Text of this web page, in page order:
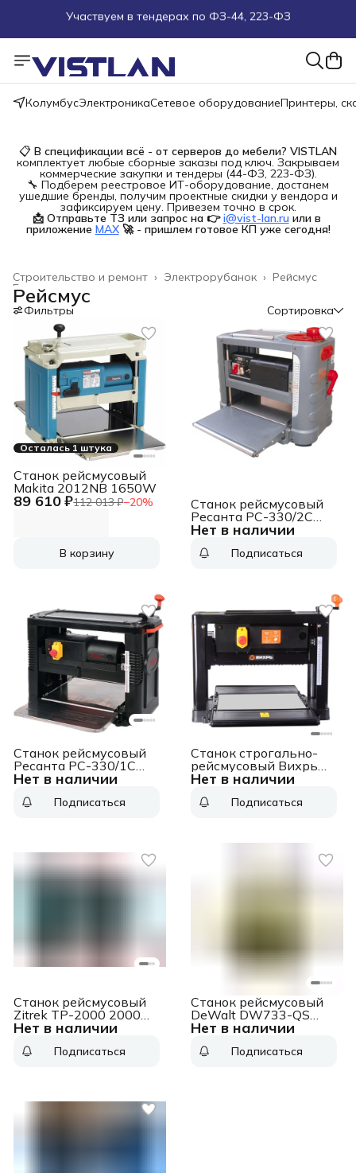
Пуско-наладочные работы
Пришлите запрос на e-mail или в чат
Более 100 000 позиций в наличии и под заказ
КолумбусЭлектроникаСетевое оборудованиеПринтеры,
📋 В спецификации всё - от серверов до мебели? VISTLAN
комплектует любые сборные заказы под ключ. Закрываем
коммерческие закупки и тендеры (44-ФЗ, 223-ФЗ).
🔧 Подберем реестровое ИТ-оборудование, достанем
ушедшие бренды, получим проектные скидки у вендора и
зафиксируем цену. Привезем точно в срок.
📩 Отправьте ТЗ или запрос на 👉 i@vist-lan.ru или в
приложение MAX 🚀 - пришлем готовое КП уже сегодня!
Рейсмус
Электрорубанок ›
Строительство и ремонт ›
Главная
Рейсмус
Фильтры Сортировка
Осталась 1 штука
89 610 ₽112 013 ₽−20%
Станок рейсмусовый
Makita 2012NB 1650W
В корзину
Нет в наличии
Станок рейсмусовый
Ресанта РС-330/2С
2000W (75/26/1)
Подписаться
Нет в наличии
Станок рейсмусовый
Ресанта РС-330/1С
2000W (75/26/2)
Подписаться
Нет в наличии
Станок cтрогально-
рейсмусовый Вихрь
СРМ-2000/330 2000W
Подписаться
Нет в наличии
Станок рейсмусовый
Zitrek TP-2000 2000W
(067-1012)
Подписаться
Нет в наличии
Станок рейсмусовый
DeWalt DW733-QS
1800W
Подписаться